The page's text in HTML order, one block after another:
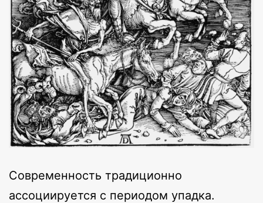
Современность традиционно
ассоциируется с периодом упадка.